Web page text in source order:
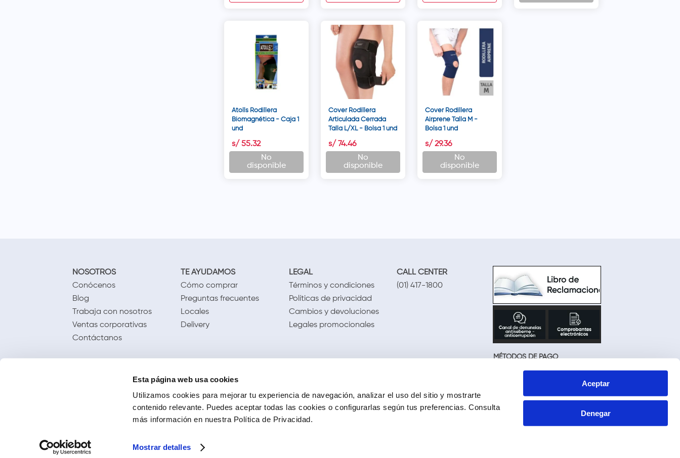
Esta página web usa cookies
Utilizamos cookies para mejorar tu experiencia de navegación, analizar el uso del sitio y mostrarte
contenido relevante. Puedes aceptar todas las cookies o configurarlas según tus preferencias.Consulta
más información en nuestra Política de Privacidad.
Mostrar detalles
Aceptar
Denegar
Atolls Rodillera
Biomagnética - Caja 1
und
s/ 55.32
No
disponible
Cover Rodillera
Articulada Cerrada
Talla L/XL - Bolsa 1 und
s/ 74.46
No
disponible
Cover Rodillera
Airprene Talla M -
Bolsa 1 und
s/ 29.36
No
disponible
NOSOTROS
Conócenos
Blog
Trabaja con nosotros
Ventas corporativas
Contáctanos
TE AYUDAMOS
Cómo comprar
Preguntas frecuentes
Locales
Delivery
LEGAL
Términos y condiciones
Políticas de privacidad
Cambios y devoluciones
Legales promocionales
CALL CENTER
(01) 417-1800
MÉTODOS DE PAGO